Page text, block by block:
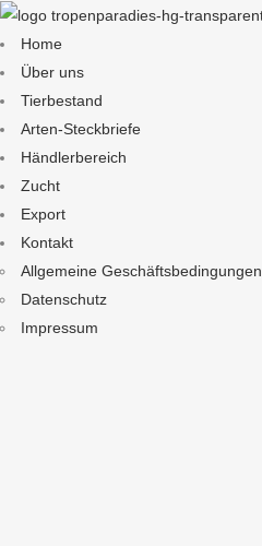
Home
Über uns
Tierbestand
Arten-Steckbriefe
Händlerbereich
Zucht
Export
Kontakt
Allgemeine Geschäftsbedingungen
Datenschutz
Impressum